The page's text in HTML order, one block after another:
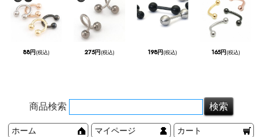
88円(税込) 275円(税込) 198円(税込) 165円(税込)
商品検索
ホーム マイページ カート